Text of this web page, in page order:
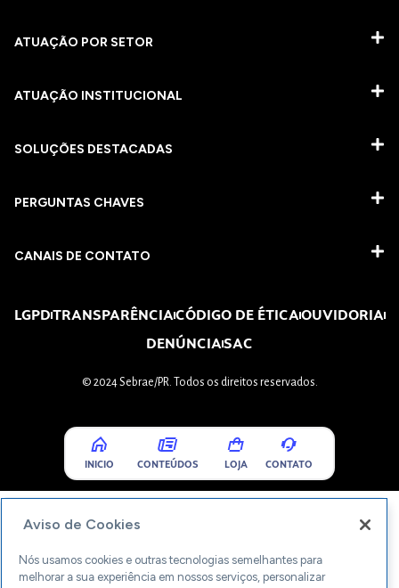
ATUAÇÃO POR SETOR
ATUAÇÃO INSTITUCIONAL
SOLUÇÕES DESTACADAS
PERGUNTAS CHAVES​
CANAIS DE CONTATO
LGPDTRANSPARÊNCIACÓDIGO DE ÉTICAOUVIDORIA
DENÚNCIASAC
© 2024 Sebrae/PR. Todos os direitos reservados.
INICIO CONTEÚDOS LOJA CONTATO
Aviso de Cookies
Nós usamos cookies e outras tecnologias semelhantes para
melhorar a sua experiência em nossos serviços, personalizar